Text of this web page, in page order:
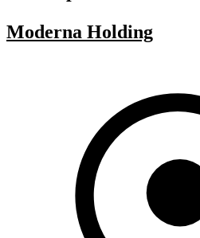
Moderna Holding